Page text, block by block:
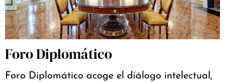
Foro Diplomático
Foro Diplomático acoge el diálogo intelectual,